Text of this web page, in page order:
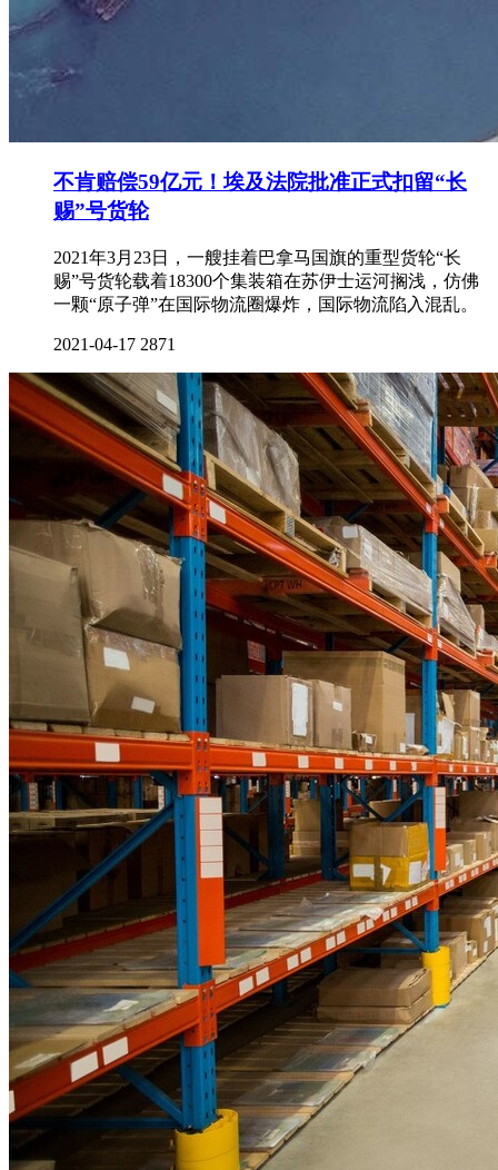
不肯赔偿59亿元！埃及法院批准正式扣留“长
赐”号货轮
2021年3月23日，一艘挂着巴拿马国旗的重型货轮“长
赐”号货轮载着18300个集装箱在苏伊士运河搁浅，仿佛
一颗“原子弹”在国际物流圈爆炸，国际物流陷入混乱。
2021-04-17 2871